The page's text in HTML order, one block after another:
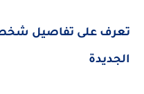
تعرف على تفاصيل
الجديدة